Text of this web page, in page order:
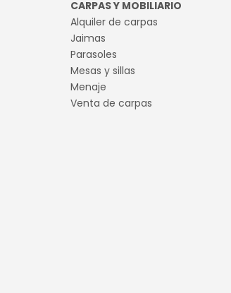
CARPAS Y MOBILIARIO
Alquiler de carpas
Jaimas
Parasoles
Mesas y sillas
Menaje
Venta de carpas